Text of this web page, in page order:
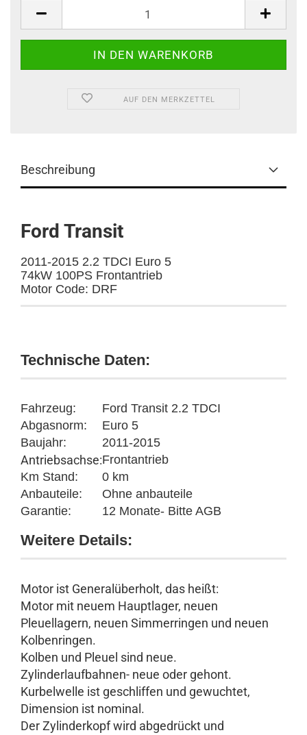
AUF DEN MERKZETTEL
Beschreibung
Ford Transit
2011-2015 2.2 TDCI Euro 5
74kW 100PS Frontantrieb
Motor Code: DRF
Technische Daten:
Fahrzeug:
Ford Transit 2.2 TDCI
Abgasnorm:
Euro 5
Baujahr:
2011-2015
Antriebsachse:Frontantrieb
Km Stand:
0 km
Anbauteile:
Ohne anbauteile
Garantie:
12 Monate- Bitte AGB
Weitere Details:
Motor ist Generalüberholt, das heißt:
Motor mit neuem Hauptlager, neuen
Pleuellagern, neuen Simmerringen und neuen
Kolbenringen.
Kolben und Pleuel sind neue.
Zylinderlaufbahnen- neue oder gehont.
Kurbelwelle ist geschliffen und gewuchtet,
Dimension ist nominal.
Der Zylinderkopf wird abgedrückt und